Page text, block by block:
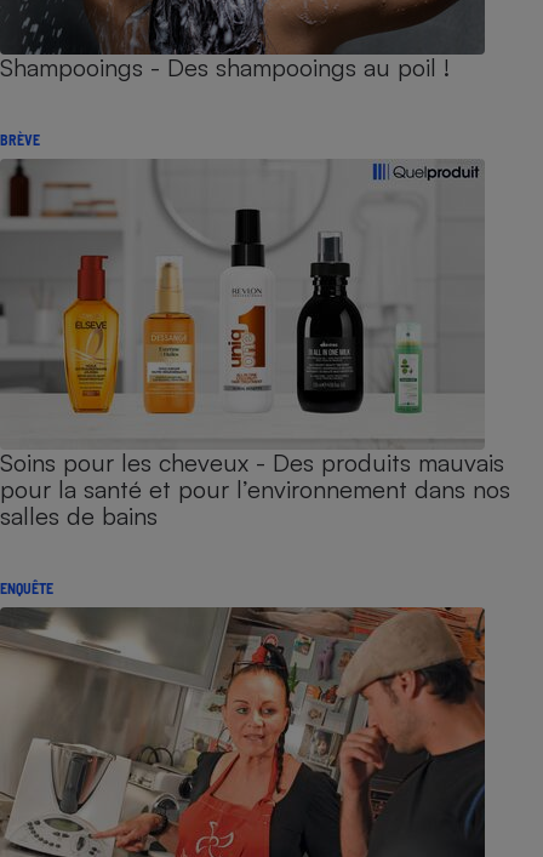
Shampooings - Des shampooings au poil !
BRÈVE
Soins pour les cheveux - Des produits mauvais
pour la santé et pour l’environnement dans nos
salles de bains
ENQUÊTE